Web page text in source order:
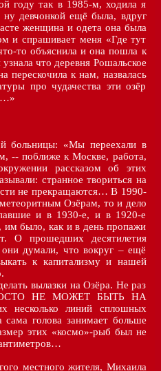
году так в 1985-м, ходила я
ну девчонкой ещё была, вдруг
женщина и одета она была
и спрашивает меня «Где тут
то объяснила и она пошла к
что деревня Рошальское
перескочила к нам, назвалась
про чудачества эти озёр
«Мы переехали в
-- поближе к Москве, работа,
рассказом об этих
странное твориться на
не прекращаются… В 1990-
Озёрам, то и дело
и в 1930-е, и в 1920-е
им было, как и в день пропажи
прошедших десятилетия
думали, что вокруг – ещё
к капитализму и нашей
вылазки на Озёра. Не раз
НЕ МОЖЕТ БЫТЬ НА
линий сплошных
голова занимает больше
этих «космо»-рыб был не
жителя, Михаила